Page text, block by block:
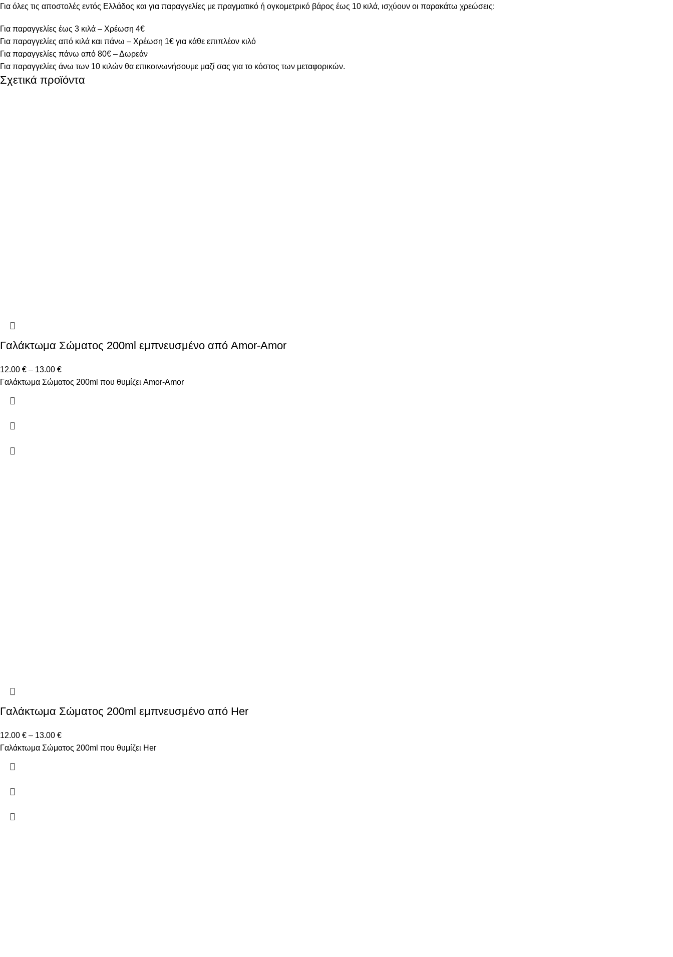
Για όλες τις αποστολές εντός Ελλάδος και για παραγγελίες με πραγματικό ή ογκομετρικό βάρος έως 10 κιλά, ισχύουν οι παρακάτω χρεώσεις:
Για παραγγελίες έως 3 κιλά – Χρέωση 4€
Για παραγγελίες από κιλά και πάνω – Χρέωση 1€ για κάθε επιπλέον κιλό
Για παραγγελίες πάνω από 80€ – Δωρεάν
Για παραγγελίες άνω των 10 κιλών θα επικοινωνήσουμε μαζί σας για το κόστος των μεταφορικών.
Σχετικά προϊόντα
Γαλάκτωμα Σώματος 200ml εμπνευσμένο από Amor-Amor
12.00 € – 13.00 €
Γαλάκτωμα Σώματος 200ml που θυμίζει Amor-Amor
Γαλάκτωμα Σώματος 200ml εμπνευσμένο από Her
12.00 € – 13.00 €
Γαλάκτωμα Σώματος 200ml που θυμίζει Her